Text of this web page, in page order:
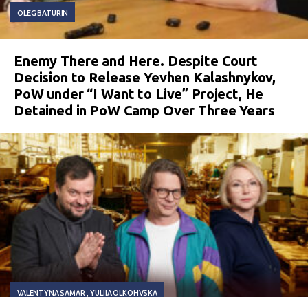
OLEG BATURIN
Enemy There and Here. Despite Court
Decision to Release Yevhen Kalashnykov,
PoW under “I Want to Live” Project, He
Detained in PoW Camp Over Three Years
VALENTYNA SAMAR YULIIA OLKOHVSKA